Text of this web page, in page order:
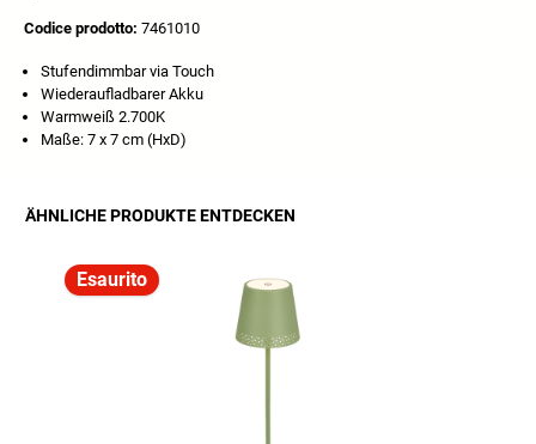
Codice prodotto: 7461010
Stufendimmbar via Touch
Wiederaufladbarer Akku
Warmweiß 2.700K
Maße: 7 x 7 cm (HxD)
ÄHNLICHE PRODUKTE ENTDECKEN
Esaurito